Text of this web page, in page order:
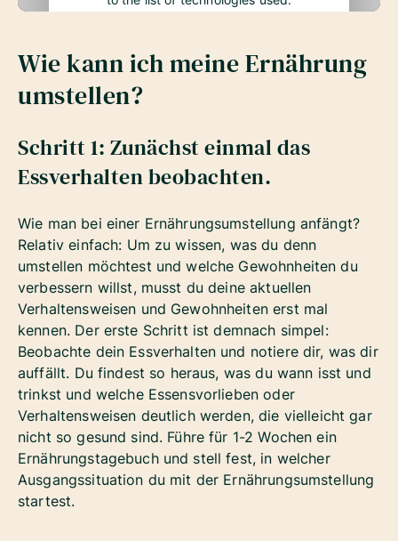
Wie kann ich meine Ernährung
umstellen?
Schritt 1: Zunächst einmal das
Essverhalten beobachten.
Wie man bei einer Ernährungsumstellung anfängt?
Relativ einfach: Um zu wissen, was du denn
umstellen möchtest und welche Gewohnheiten du
verbessern willst, musst du deine aktuellen
Verhaltensweisen und Gewohnheiten erst mal
kennen. Der erste Schritt ist demnach simpel:
Beobachte dein Essverhalten und notiere dir, was dir
auffällt. Du findest so heraus, was du wann isst und
trinkst und welche Essensvorlieben oder
Verhaltensweisen deutlich werden, die vielleicht gar
nicht so gesund sind. Führe für 1-2 Wochen ein
Ernährungstagebuch und stell fest, in welcher
Ausgangssituation du mit der Ernährungsumstellung
startest.